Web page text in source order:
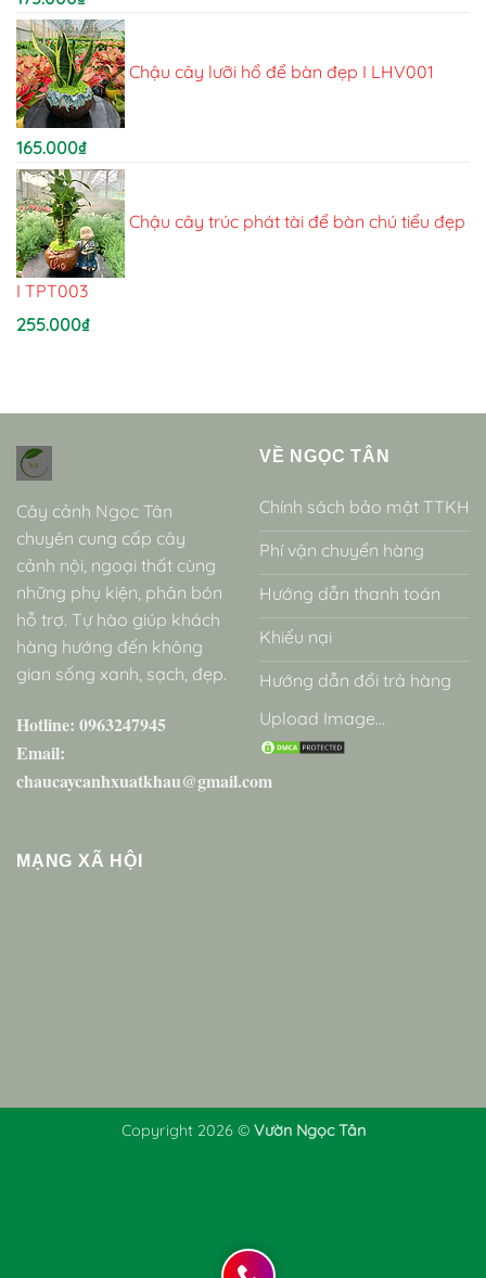
Chậu cây lưỡi hổ để bàn đẹp I LHV001
165.000₫
Chậu cây trúc phát tài để bàn chú tiểu đẹp
I TPT003
255.000₫
Cây cảnh Ngọc Tân
chuyên cung cấp cây
cảnh nội, ngoại thất cùng
những phụ kiện, phân bón
hỗ trợ. Tự hào giúp khách
hàng hướng đến không
gian sống xanh, sạch, đẹp.
Hotline: 0963247945
Email:
chaucaycanhxuatkhau@gmail.com
VỀ NGỌC TÂN
Chính sách bảo mật TTKH
Phí vận chuyển hàng
Hướng dẫn thanh toán
Khiếu nại
Hướng dẫn đổi trả hàng
Upload Image...
MẠNG XÃ HỘI
Copyright 2026 © Vườn Ngọc Tân